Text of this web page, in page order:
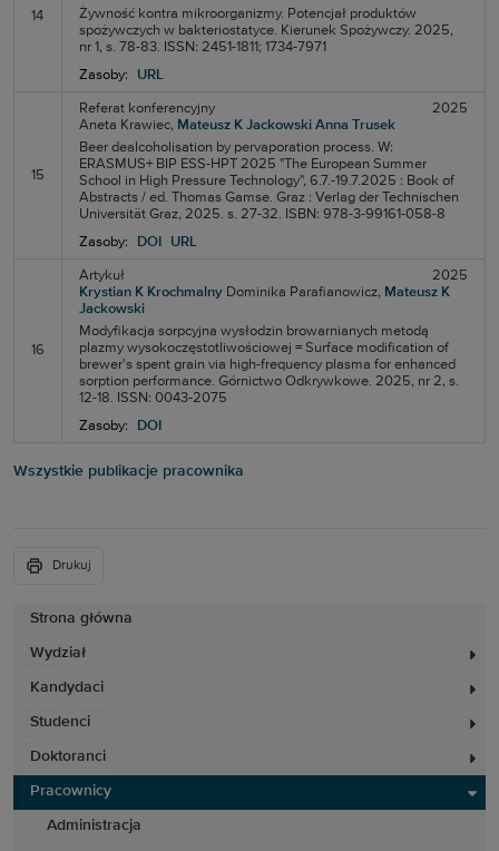
Strona główna
Wydział
Kandydaci
Studenci
Doktoranci
Pracownicy
Administracja
14
Żywność kontra mikroorganizmy. Potencjał produktów
spożywczych w bakteriostatyce. Kierunek Spożywczy. 2025,
nr 1, s. 78-83. ISSN: 2451-1811; 1734-7971
Zasoby:
URL
15
Referat konferencyjny
2025
Aneta Krawiec, Mateusz K Jackowski Anna Trusek
Beer dealcoholisation by pervaporation process. W:
ERASMUS+ BIP ESS-HPT 2025 "The European Summer
School in High Pressure Technology", 6.7.-19.7.2025 : Book of
Abstracts / ed. Thomas Gamse. Graz : Verlag der Technischen
Universität Graz, 2025. s. 27-32. ISBN: 978-3-99161-058-8
Zasoby:
DOI URL
16
Artykuł
2025
Krystian K Krochmalny Dominika Parafianowicz, Mateusz K
Jackowski
Modyfikacja sorpcyjna wysłodzin browarnianych metodą
plazmy wysokoczęstotliwościowej = Surface modification of
brewer's spent grain via high-frequency plasma for enhanced
sorption performance. Górnictwo Odkrywkowe. 2025, nr 2, s.
12-18. ISSN: 0043-2075
Zasoby:
DOI
Wszystkie publikacje pracownika
Drukuj